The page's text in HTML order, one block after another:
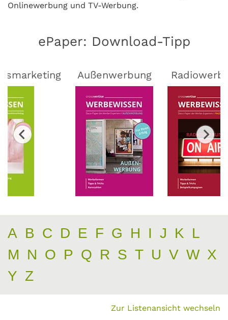
Onlinewerbung und TV-Werbung.
ePaper: Download-Tipp
Außenwerbung
A B C D E F G H I J K L
M
N O P Q R S T U V W X
Y Z
Zur Listenansicht wechseln